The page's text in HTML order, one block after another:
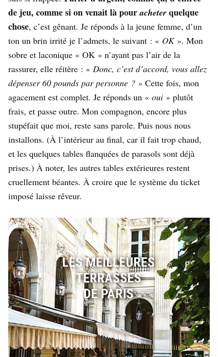
de jeu, comme si on venait là pouracheter quelque
chose, c’est gênant. Je réponds à la jeune femme, d’un
ton un brin irrité je l’admets, le suivant : « OK ». Mon
sobre et laconique « OK » n’ayant pas l’air de la
rassurer, elle réitère : « Donc, c’est d’accord, vous allez
dépenser 60 pounds par personne ? » Cette fois, mon
agacement est complet. Je réponds un « oui » plutôt
frais, et passe outre. Mon compagnon, encore plus
stupéfait que moi, reste sans parole. Puis nous nous
installons. (À l’intérieur au final, car il fait trop chaud,
et les quelques tables flanquées de parasols sont déjà
prises.) À noter, les autres tables extérieures restent
cruellement béantes. À croire que le système du ticket
imposé laisse rêveur.